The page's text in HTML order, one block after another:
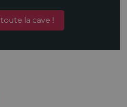
la cave !